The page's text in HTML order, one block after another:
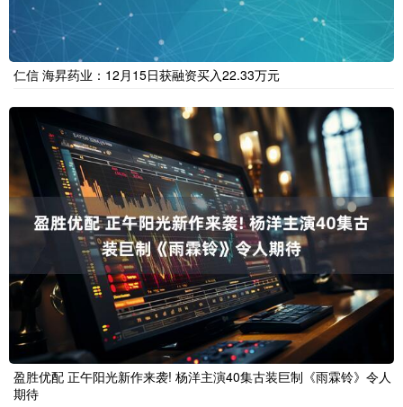
仁信 海昇药业：12月15日获融资买入22.33万元
盈胜优配 正午阳光新作来袭! 杨洋主演40集古装巨制《雨霖铃》令人
期待